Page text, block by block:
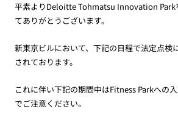
平素よりDeloitte Tohmatsu Innovation Park
てありがとうございます。
新東京ビルにおいて、下記の日程で法定点検
されております。
これに伴い下記の期間中はFitness Parkへの
でご注意ください。